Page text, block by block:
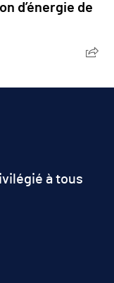
d’énergie de
à tous